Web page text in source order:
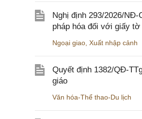
Nghị định 293/2026/
pháp hóa đối với giấy
Ngoại giao, Xuất nhập cảnh
Quyết định 1382/QĐ-
giáo
Văn hóa-Thể thao-Du lịch